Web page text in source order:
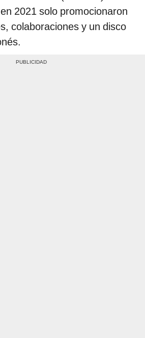
2021 solo promocionaron
colaboraciones y un disco